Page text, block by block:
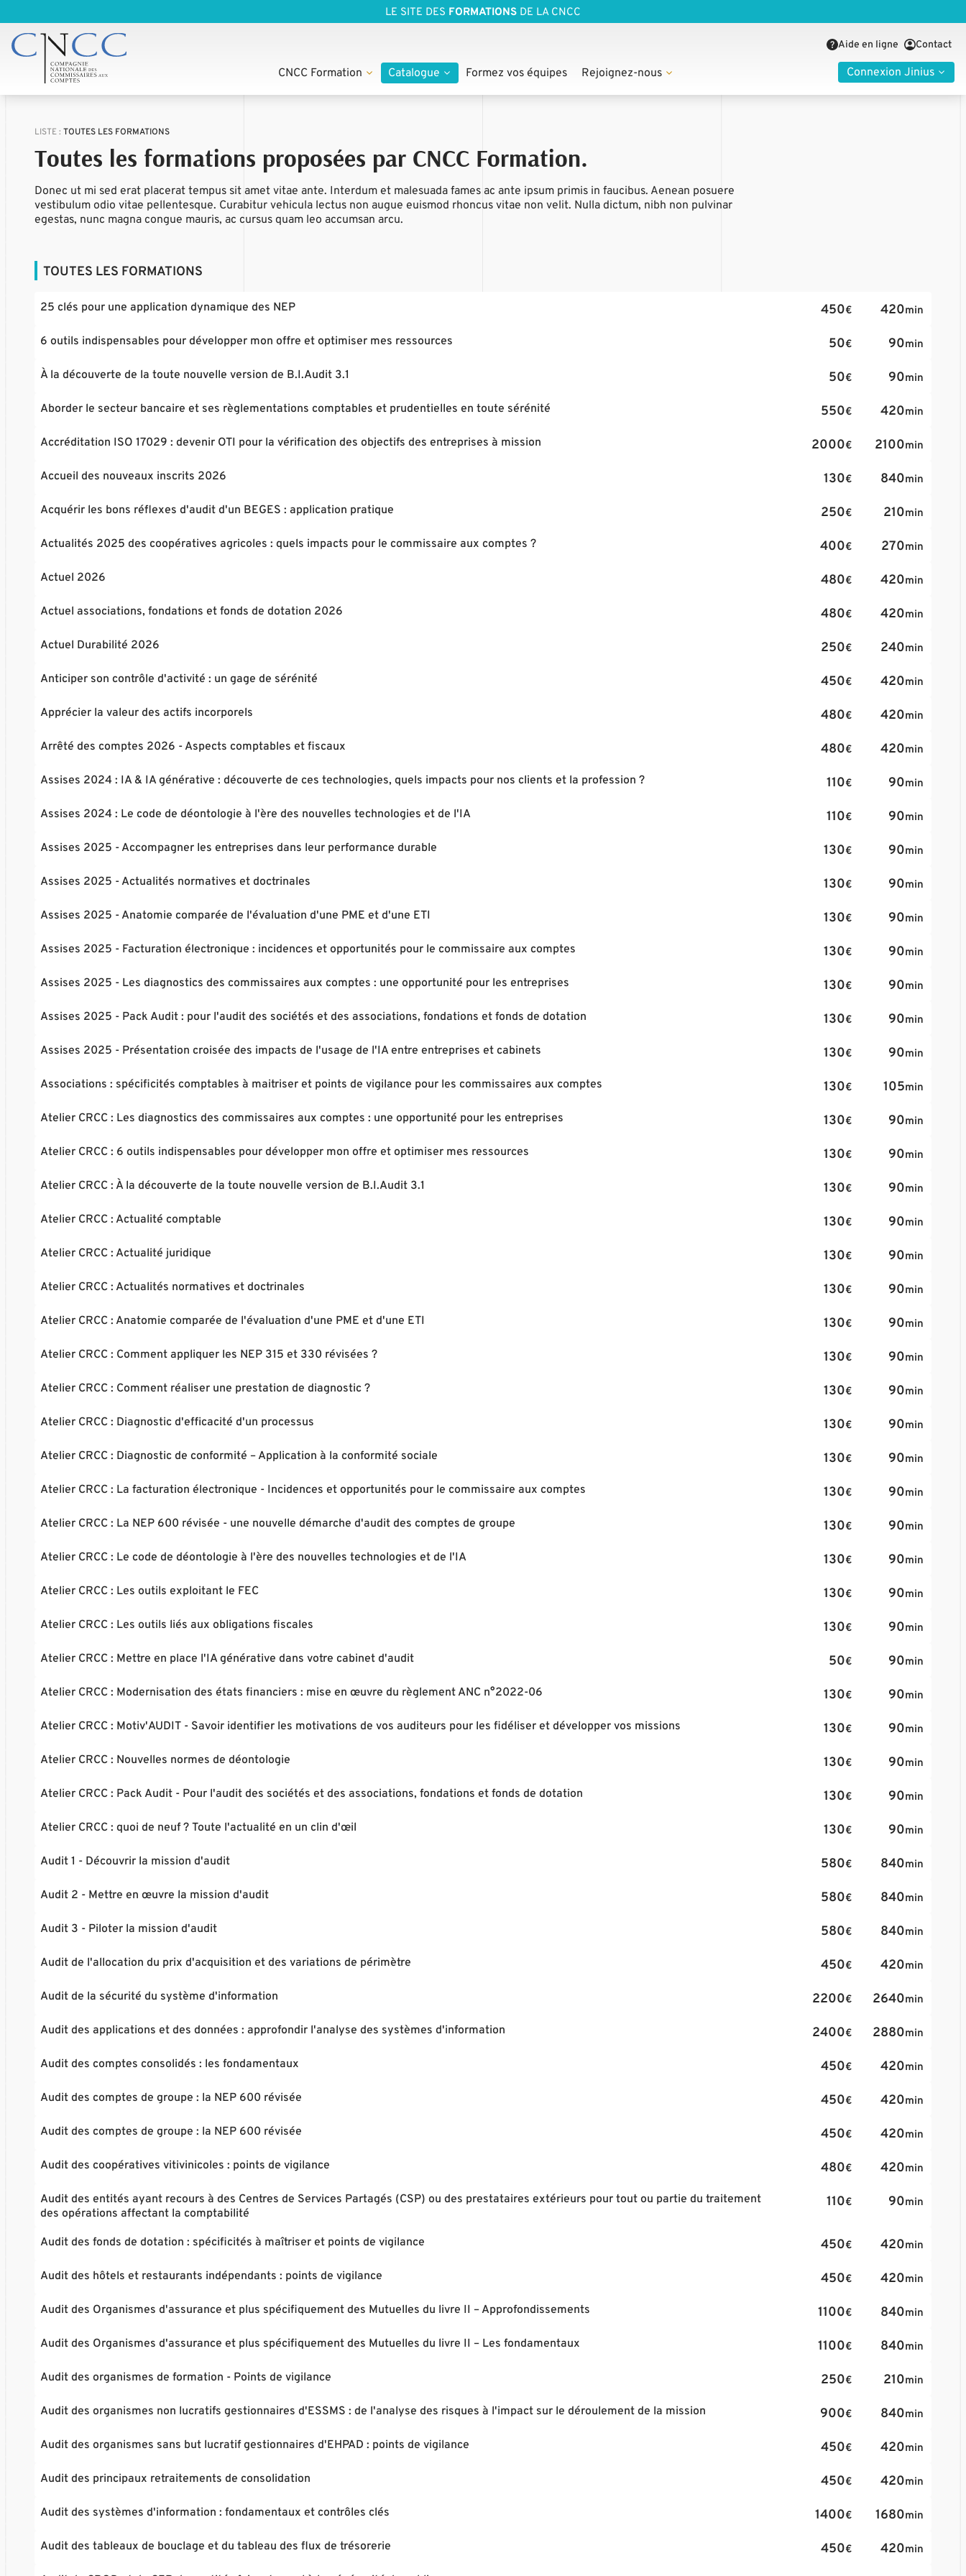
LE SITE DES FORMATIONS DE LA CNCC
CNCC Formation Catalogue Formez vos équipes Rejoignez-nous
Aide en ligne Contact
Connexion Jinius
LISTE : TOUTES LES FORMATIONS
Toutes les formations proposées par CNCC Formation.
Donec ut mi sed erat placerat tempus sit amet vitae ante. Interdum et malesuada fames ac ante ipsum primis in faucibus. Aenean posuere
vestibulum odio vitae pellentesque. Curabitur vehicula lectus non augue euismod rhoncus vitae non velit. Nulla dictum, nibh non pulvinar
egestas, nunc magna congue mauris, ac cursus quam leo accumsan arcu.
TOUTES LES FORMATIONS
25 clés pour une application dynamique des NEP 450€ 420min
6 outils indispensables pour développer mon offre et optimiser mes ressources 50€ 90min
À la découverte de la toute nouvelle version de B.I.Audit 3.1 50€ 90min
Aborder le secteur bancaire et ses règlementations comptables et prudentielles en toute sérénité 550€ 420min
Accréditation ISO 17029 : devenir OTI pour la vérification des objectifs des entreprises à mission 2000€ 2100min
Accueil des nouveaux inscrits 2026 130€ 840min
Acquérir les bons réflexes d'audit d'un BEGES : application pratique 250€ 210min
Actualités 2025 des coopératives agricoles : quels impacts pour le commissaire aux comptes ? 400€ 270min
Actuel 2026 480€ 420min
Actuel associations, fondations et fonds de dotation 2026 480€ 420min
Actuel Durabilité 2026 250€ 240min
Anticiper son contrôle d'activité : un gage de sérénité 450€ 420min
Apprécier la valeur des actifs incorporels 480€ 420min
Arrêté des comptes 2026 - Aspects comptables et fiscaux 480€ 420min
Assises 2024 : IA & IA générative : découverte de ces technologies, quels impacts pour nos clients et la profession ? 110€ 90min
Assises 2024 : Le code de déontologie à l'ère des nouvelles technologies et de l'IA 110€ 90min
Assises 2025 - Accompagner les entreprises dans leur performance durable 130€ 90min
Assises 2025 - Actualités normatives et doctrinales 130€ 90min
Assises 2025 - Anatomie comparée de l'évaluation d'une PME et d'une ETI 130€ 90min
Assises 2025 - Facturation électronique : incidences et opportunités pour le commissaire aux comptes 130€ 90min
Assises 2025 - Les diagnostics des commissaires aux comptes : une opportunité pour les entreprises 130€ 90min
Assises 2025 - Pack Audit : pour l'audit des sociétés et des associations, fondations et fonds de dotation 130€ 90min
Assises 2025 - Présentation croisée des impacts de l'usage de l'IA entre entreprises et cabinets 130€ 90min
Associations : spécificités comptables à maitriser et points de vigilance pour les commissaires aux comptes 130€ 105min
Atelier CRCC : Les diagnostics des commissaires aux comptes : une opportunité pour les entreprises 130€ 90min
Atelier CRCC : 6 outils indispensables pour développer mon offre et optimiser mes ressources 130€ 90min
Atelier CRCC : À la découverte de la toute nouvelle version de B.I.Audit 3.1 130€ 90min
Atelier CRCC : Actualité comptable 130€ 90min
Atelier CRCC : Actualité juridique 130€ 90min
Atelier CRCC : Actualités normatives et doctrinales 130€ 90min
Atelier CRCC : Anatomie comparée de l'évaluation d'une PME et d'une ETI 130€ 90min
Atelier CRCC : Comment appliquer les NEP 315 et 330 révisées ? 130€ 90min
Atelier CRCC : Comment réaliser une prestation de diagnostic ? 130€ 90min
Atelier CRCC : Diagnostic d'efficacité d'un processus 130€ 90min
Atelier CRCC : Diagnostic de conformité – Application à la conformité sociale 130€ 90min
Atelier CRCC : La facturation électronique - Incidences et opportunités pour le commissaire aux comptes 130€ 90min
Atelier CRCC : La NEP 600 révisée - une nouvelle démarche d'audit des comptes de groupe 130€ 90min
Atelier CRCC : Le code de déontologie à l'ère des nouvelles technologies et de l'IA 130€ 90min
Atelier CRCC : Les outils exploitant le FEC 130€ 90min
Atelier CRCC : Les outils liés aux obligations fiscales 130€ 90min
Atelier CRCC : Mettre en place l'IA générative dans votre cabinet d'audit 50€ 90min
Atelier CRCC : Modernisation des états financiers : mise en œuvre du règlement ANC n°2022-06 130€ 90min
Atelier CRCC : Motiv'AUDIT - Savoir identifier les motivations de vos auditeurs pour les fidéliser et développer vos missions 130€ 90min
Atelier CRCC : Nouvelles normes de déontologie 130€ 90min
Atelier CRCC : Pack Audit - Pour l'audit des sociétés et des associations, fondations et fonds de dotation 130€ 90min
Atelier CRCC : quoi de neuf ? Toute l'actualité en un clin d'œil 130€ 90min
Audit 1 - Découvrir la mission d'audit 580€ 840min
Audit 2 - Mettre en œuvre la mission d'audit 580€ 840min
Audit 3 - Piloter la mission d'audit 580€ 840min
Audit de l'allocation du prix d'acquisition et des variations de périmètre 450€ 420min
Audit de la sécurité du système d'information 2200€ 2640min
Audit des applications et des données : approfondir l'analyse des systèmes d'information 2400€ 2880min
Audit des comptes consolidés : les fondamentaux 450€ 420min
Audit des comptes de groupe : la NEP 600 révisée 450€ 420min
Audit des comptes de groupe : la NEP 600 révisée 450€ 420min
Audit des coopératives vitivinicoles : points de vigilance 480€ 420min
Audit des entités ayant recours à des Centres de Services Partagés (CSP) ou des prestataires extérieurs pour tout ou partie du traitement
des opérations affectant la comptabilité
110€ 90min
Audit des fonds de dotation : spécificités à maîtriser et points de vigilance 450€ 420min
Audit des hôtels et restaurants indépendants : points de vigilance 450€ 420min
Audit des Organismes d'assurance et plus spécifiquement des Mutuelles du livre II – Approfondissements 1100€ 840min
Audit des Organismes d'assurance et plus spécifiquement des Mutuelles du livre II – Les fondamentaux 1100€ 840min
Audit des organismes de formation - Points de vigilance 250€ 210min
Audit des organismes non lucratifs gestionnaires d'ESSMS : de l'analyse des risques à l'impact sur le déroulement de la mission 900€ 840min
Audit des organismes sans but lucratif gestionnaires d'EHPAD : points de vigilance 450€ 420min
Audit des principaux retraitements de consolidation 450€ 420min
Audit des systèmes d'information : fondamentaux et contrôles clés 1400€ 1680min
Audit des tableaux de bouclage et du tableau des flux de trésorerie 450€ 420min